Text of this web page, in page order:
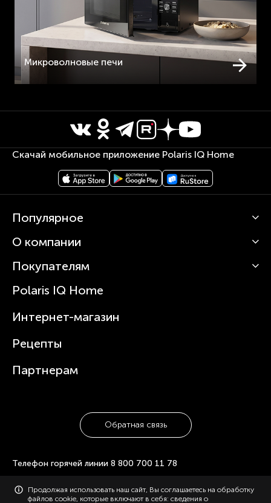
Микроволновые печи
Скачай мобильное приложение Polaris IQ Home
Популярное
Кофемашины
Вертикальные пылесосы
Зубные щетки и ирригаторы
Увлажнители
Посуда
О компании
О Polaris
Статьи
Покупателям
Сервисные центры
Где купить
Polaris IQ Home
Интернет-магазин
Рецепты
Партнерам
Обратная связь
Телефон горячей линии 8 800 700 11 78
© 2006-2026 «Polaris». Все права защищены. Использование
материалов с сайта polaris.ru возможно только с разрешения
Продолжая использовать наш сайт, Вы соглашаетесь на обработку
файлов cookie, которые включают в себя: сведения о